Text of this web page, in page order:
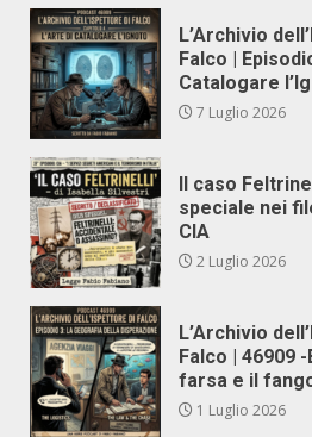
L’Archivio
Falco |
Catalogare
7 Luglio 2026
Il caso
speciale nei
CIA
2 Luglio 2026
L’Archivio
Falco | 46909
farsa e il
1 Luglio 2026